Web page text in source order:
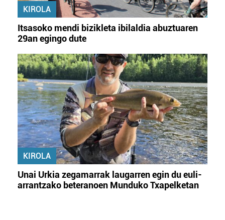
KIROLA
Itsasoko mendi bizikleta ibilaldia abuztuaren
29an egingo dute
KIROLA
Unai Urkia zegamarrak laugarren egin du euli-
arrantzako beteranoen Munduko Txapelketan